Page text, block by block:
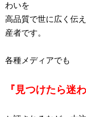
わいを
高品質で世に広く伝
産者です。
各種メディアでも
『見つけたら迷